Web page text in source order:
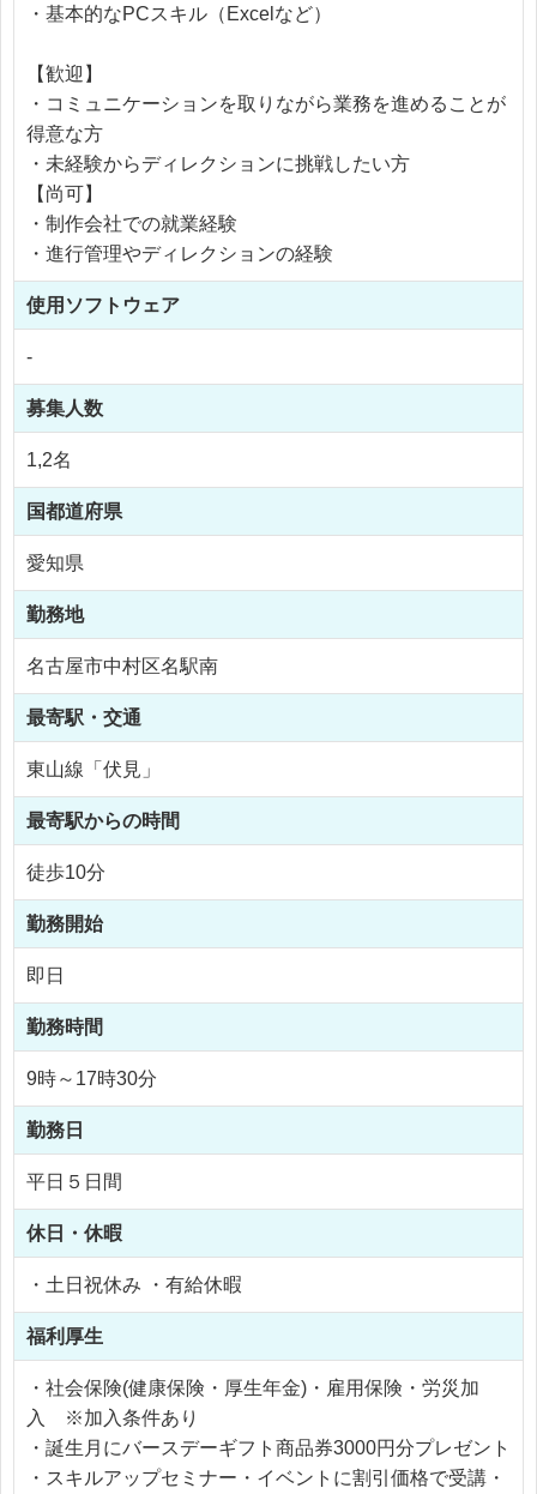
・基本的なPCスキル（Excelなど）
【歓迎】
・コミュニケーションを取りながら業務を進めることが
得意な方
・未経験からディレクションに挑戦したい方
【尚可】
・制作会社での就業経験
・進行管理やディレクションの経験
使用 ソフトウェア
-
募集人数
1,2名
国都道府県
愛知県
勤務地
名古屋市中村区名駅南
最寄駅・交通
東山線「伏見」
最寄駅からの時間
徒歩10分
勤務開始
即日
勤務時間
9時～17時30分
勤務日
平日５日間
休日・休暇
・土日祝休み ・有給休暇
福利厚生
・社会保険(健康保険・厚生年金)・雇用保険・労災加
入 ※加入条件あり
・誕生月にバースデーギフト商品券3000円分プレゼント
・スキルアップセミナー・イベントに割引価格で受講・